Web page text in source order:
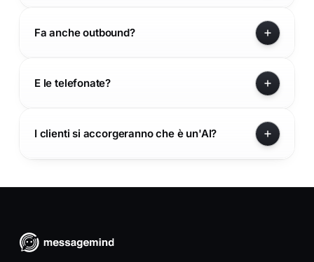
Fa anche outbound?
E le telefonate?
I clienti si accorgeranno che è un'AI?